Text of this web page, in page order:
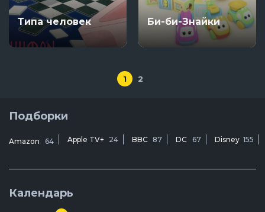
Типа человек Би-би-Знайки
1 2
Подборки
Amazon 64 Apple TV+ 24 BBC 87 DC 67 Disney 155
Календарь